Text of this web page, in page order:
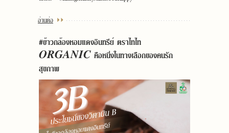
อ่านต่อ
#ข้าวกล้องหอมแดงอินทรีย์ ตราไทไท
𝑶𝑹𝑮𝑨𝑵𝑰𝑪 คือหนึ่งในทางเลือกของคนรัก
สุขภาพ